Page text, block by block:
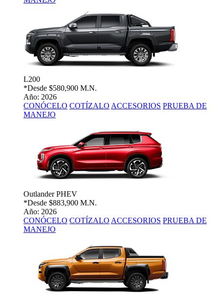
L200
*Desde $580,900 M.N.
Año: 2026
CONÓCELO COTÍZALO ACCESORIOS PRUEBA DE
MANEJO
Outlander PHEV
*Desde $883,900 M.N.
Año: 2026
CONÓCELO COTÍZALO ACCESORIOS PRUEBA DE
MANEJO